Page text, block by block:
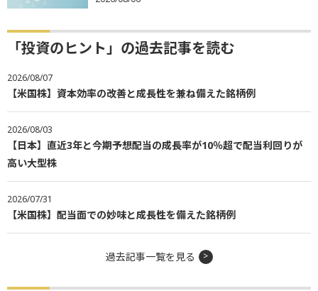
「投資のヒント」の過去記事を読む
2026/08/07
【米国株】資本効率の改善と成長性を兼ね備えた銘柄例
2026/08/03
【日本】直近3年と今期予想配当の成長率が10％超で配当利回りが
高い大型株
2026/07/31
【米国株】配当面での妙味と成長性を備えた銘柄例
過去記事一覧を見る